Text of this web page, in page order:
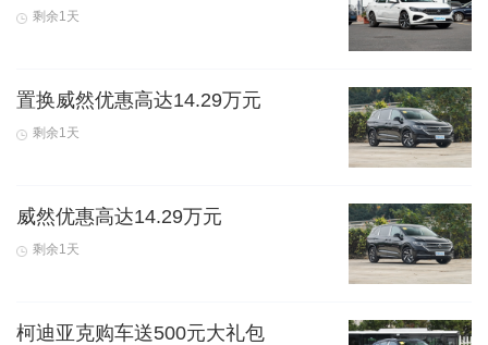
剩余1天
置换威然优惠高达14.29万元
剩余1天
威然优惠高达14.29万元
剩余1天
柯迪亚克购车送500元大礼包